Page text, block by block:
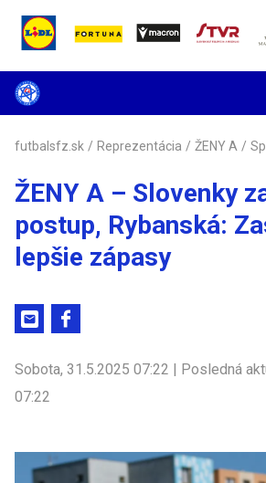
futbalsfz.sk / Reprezentácia / ŽENY A /
ŽENY A – Slovenky
postup, Rybanská:
lepšie zápasy
Sobota, 31.5.2025 07:22 | Posledná
07:22